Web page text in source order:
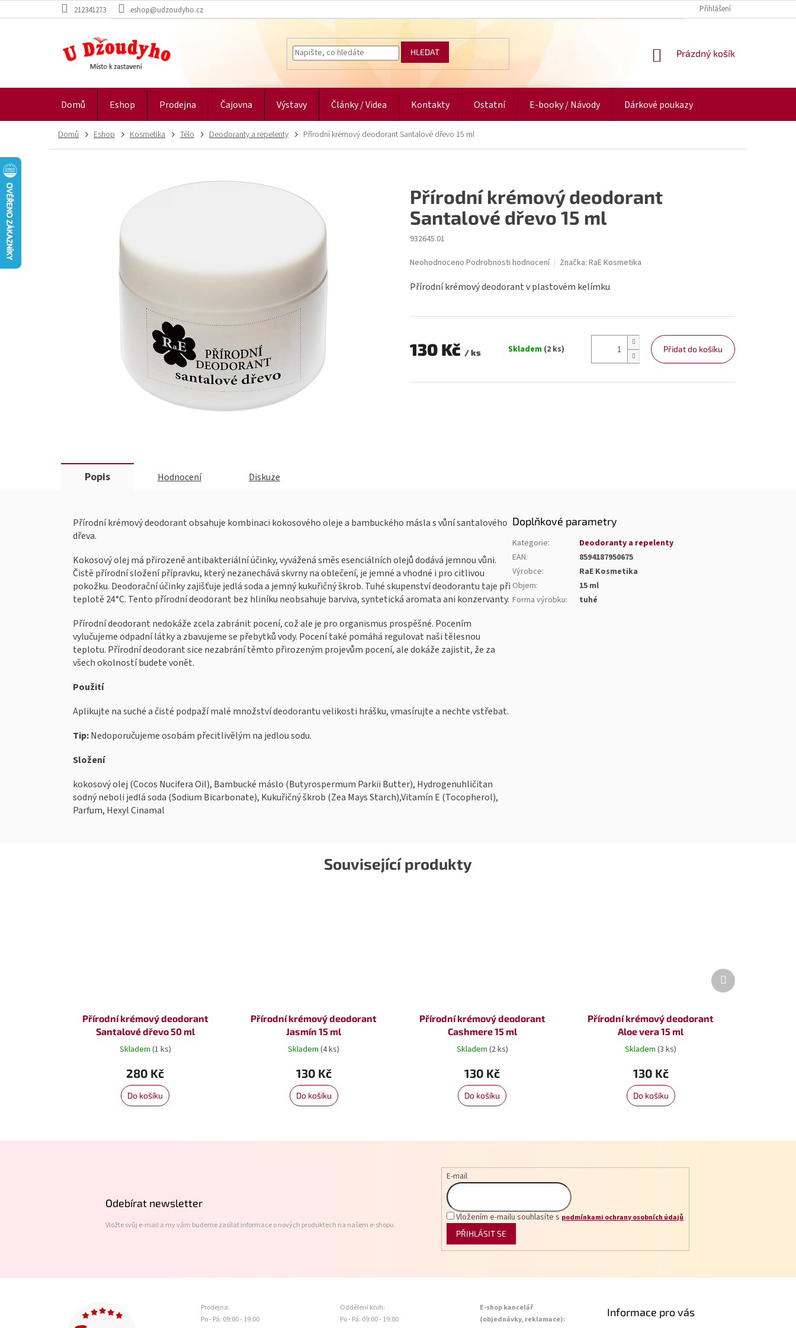
na
212341273 eshop@udzoudyho.cz Přihlášení
HLEDAT
NÁKUPNÍ
Prázdný košík
Domů Eshop Prodejna Čajovna Výstavy Články / Videa Kontakty Ostatní E-booky / Návody Dárkové poukazy
Domů Eshop Kosmetika Tělo Deodoranty a repelenty Přírodní krémový deodorant Santalové dřevo 15 ml
Přírodní krémový deodorant v plastovém kelímku
130 Kč / ks
Skladem (2 ks) Přidat do košíku
Přírodní krémový deodorant
Santalové dřevo 15 ml
932645.01
Průměrné
produktu
z
hvězdiček.
Neohodnoceno Podrobnosti hodnocení Značka: RaE Kosmetika
Související produkty
Přírodní krémový deodorant
Santalové dřevo 50 ml
Skladem (1 ks)
280 Kč
Do košíku
Přírodní krémový deodorant
Jasmín 15 ml
Skladem(4 ks)
130 Kč
Do košíku
Přírodní krémový deodorant
Cashmere 15 ml
Skladem (2 ks)
130 Kč
Do košíku
Přírodní krémový deodorant
Aloe vera 15 ml
Skladem(3 ks)
130 Kč
Do košíku
Další
produkt
Popis Hodnocení Diskuze
Přírodní krémový deodorant obsahuje kombinaci kokosového oleje a bambuckého másla s vůní santalového
dřeva.
Kokosový olej má přirozeně antibakteriální účinky, vyvážená směs esenciálních olejů dodává jemnou vůni.
Čistě přírodní složení přípravku, který nezanechává skvrny na oblečení, je jemné a vhodné i pro citlivou
pokožku. Deodorační účinky zajišťuje jedlá soda a jemný kukuřičný škrob. Tuhé skupenství deodorantu taje při
teplotě 24°C. Tento přírodní deodorant bez hliníku neobsahuje barviva, syntetická aromata ani konzervanty.
Přírodní deodorant nedokáže zcela zabránit pocení, což ale je pro organismus prospěšné. Pocením
vylučujeme odpadní látky a zbavujeme se přebytků vody. Pocení také pomáhá regulovat naši tělesnou
teplotu. Přírodní deodorant sice nezabrání těmto přirozeným projevům pocení, ale dokáže zajistit, že za
všech okolností budete vonět.
Použití
Aplikujte na suché a čisté podpaží malé množství deodorantu velikosti hrášku, vmasírujte a nechte vstřebat.
Tip:Nedoporučujeme osobám přecitlivělým na jedlou sodu.
Složení
kokosový olej (Cocos Nucifera Oil), Bambucké máslo (Butyrospermum Parkii Butter), Hydrogenuhličitan
sodný neboli jedlá soda (Sodium Bicarbonate), Kukuřičný škrob (Zea Mays Starch),Vitamín E (Tocopherol),
Parfum, Hexyl Cinamal
Doplňkové parametry
Kategorie:
Deodoranty a repelenty
EAN:
8594187950675
Výrobce:
RaE Kosmetika
Objem:
15 ml
Forma výrobku: tuhé
Odebírat newsletter
Vložte svůj e-mail a my vám budeme zasílat informace o nových produktech na našem e-shopu.
E-mail
Vložením e-mailu souhlasíte s podmínkami ochrany osobních údajů
PŘIHLÁSIT SE
Prodejna:
Po - Pá: 09:00 - 19:00
Oddělení knih:
Po - Pá: 09:00 - 19:00
E-shop kancelář
(objednávky, reklamace):
Informace pro vás